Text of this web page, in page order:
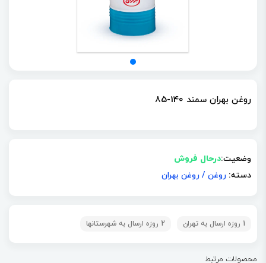
روغن بهران سمند 140-85
وضعیت:درحال فروش
دسته: روغن / روغن بهران
1 روزه ارسال به تهران 2 روزه ارسال به شهرستانها
محصولات مرتبط